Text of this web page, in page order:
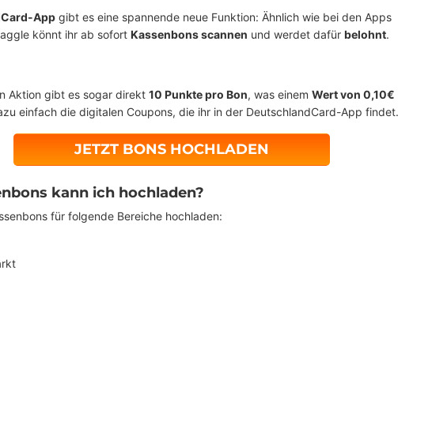
App gibt es eine spannende neue Funktion: Ähnlich wie bei den Apps
könnt ihr ab sofort Kassenbons scannen und werdet dafür belohnt.
Aktion gibt es sogar direkt 10 Punkte pro Bon, was einem Wert von 0,10€
einfach die digitalen Coupons, die ihr in der DeutschlandCard-App findet.
JETZT BONS HOCHLADEN
kann ich hochladen?
für folgende Bereiche hochladen: